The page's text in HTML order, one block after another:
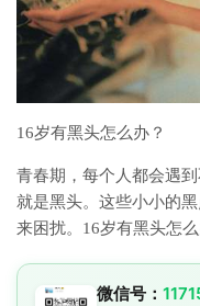
16岁有黑头怎么办？
青春期，每个人都会遇
就是黑头。这些小小的
来困扰。16岁有黑头怎
微信号：